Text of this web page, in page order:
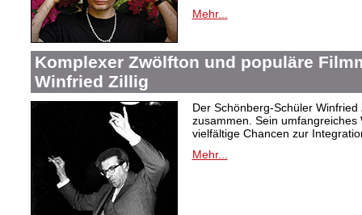
Mehr...
Komplexer Zwölfton und populäre
Winfried Zillig
Der Schönberg-Schüler
zusammen. Sein
vielfältige Chancen zur
Mehr...